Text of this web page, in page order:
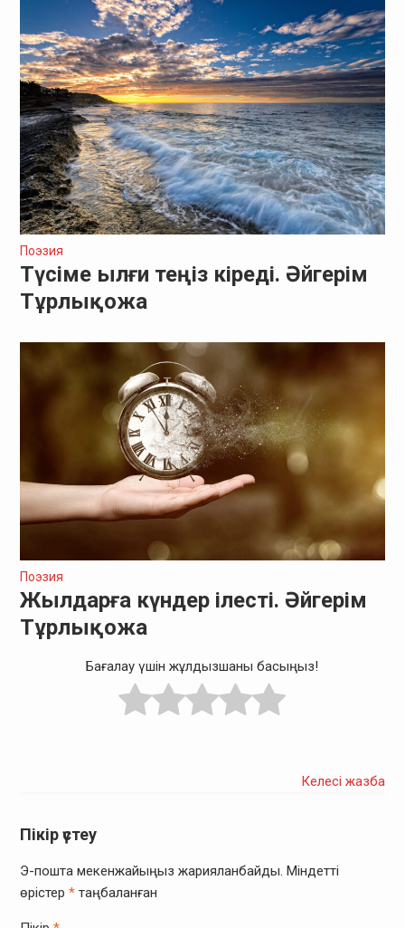
Поэзия
Түсіме ылғи теңіз кіреді. Әйгерім
Тұрлықожа
Поэзия
Жылдарға күндер ілесті. Әйгерім
Тұрлықожа
Бағалау үшін жұлдызшаны басыңыз!
Келесі жазба
Пікір үстеу
Э-пошта мекенжайыңыз жарияланбайды. Міндетті
өрістер *таңбаланған